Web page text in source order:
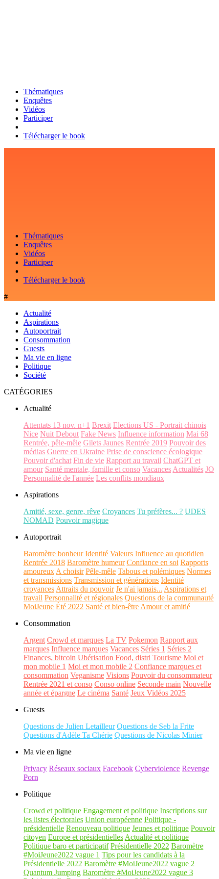
Thématiques
Enquêtes
Vidéos
Participer
Télécharger le book
Thématiques
Enquêtes
Vidéos
Participer
Télécharger le book
#
Actualité
Aspirations
Autoportrait
Consommation
Guests
Ma vie en ligne
Politique
Société
CATÉGORIES
Actualité
Attentats 13 nov. n+1 Brexit Elections US - Portrait chinois
Nice Nuit Debout Fake News Influence information Mai 68
Rentrée, pêle-mêle Gilets Jaunes Rentrée 2019 Pouvoir des
médias Guerre en Ukraine Prise de conscience écologique
Pouvoir d'achat Fin de vie Rapport au travail ChatGPT et
amour Santé mentale, famille et conso Vacances Actualités JO
Personnalité de l'année Les conflits mondiaux
Aspirations
Amitié, sexe, genre, rêve Croyances Tu préfères... ? UDES
NOMAD Pouvoir magique
Autoportrait
Baromètre bonheur Identité Valeurs Influence au quotidien
Rentrée 2018 Baromètre humeur Confiance en soi Rapports
amoureux A choisir Pêle-mêle Tabous et polémiques Normes
et transmissions Transmission et générations Identité
croyances Attraits du pouvoir Je n'ai jamais... Aspirations et
travail Personnalité et régionales Questions de la communauté
MoiJeune Été 2022 Santé et bien-être Amour et amitié
Consommation
Argent Crowd et marques La TV Pokemon Rapport aux
marques Influence marques Vacances Séries 1 Séries 2
Finances, bitcoin Ubérisation Food, distri Tourisme Moi et
mon mobile 1 Moi et mon mobile 2 Confiance marques et
consommation Veganisme Visions Pouvoir du consommateur
Rentrée 2021 et conso Conso online Seconde main Nouvelle
année et épargne Le cinéma Santé Jeux Vidéos 2025
Guests
Questions de Julien Letailleur Questions de Seb la Frite
Questions d'Adèle Ta Chérie Questions de Nicolas Minier
Ma vie en ligne
Privacy Réseaux sociaux Facebook Cyberviolence Revenge
Porn
Politique
Crowd et politique Engagement et politique Inscriptions sur
les listes électorales Union européenne Politique -
présidentielle Renouveau politique Jeunes et politique Pouvoir
citoyen Europe et présidentielles Actualité et politique
Politique baro et participatif Présidentielle 2022 Baromètre
#MoiJeune2022 vague 1 Tips pour les candidats à la
Présidentielle 2022 Baromètre #MoiJeune2022 vague 2
Quantum Jumping Baromètre #MoiJeune2022 vague 3